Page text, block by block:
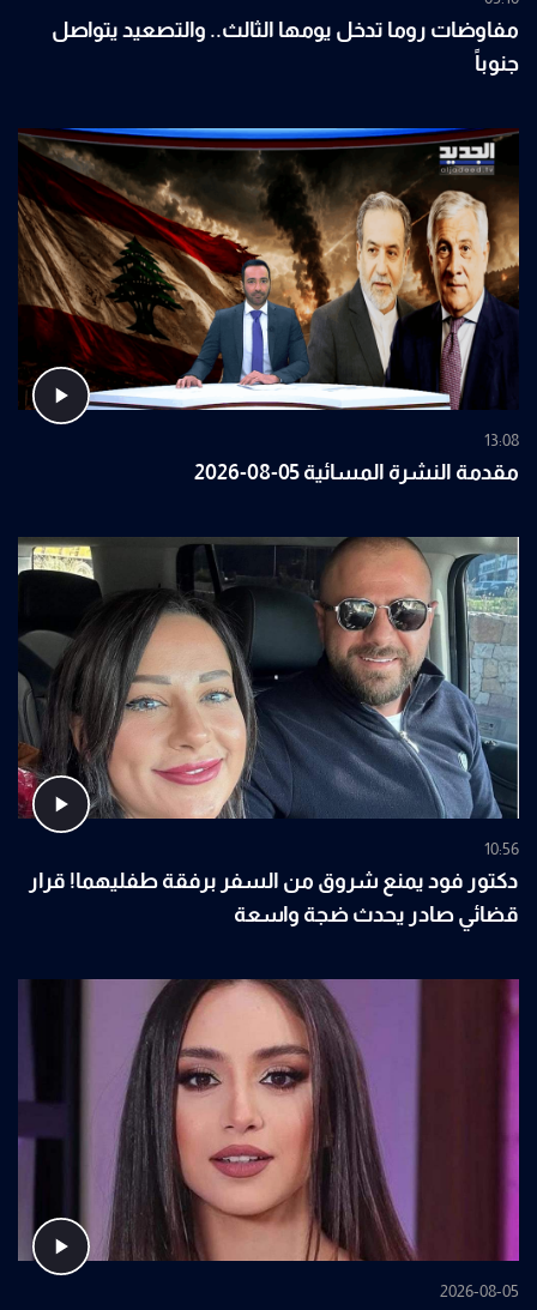
مفاوضات روما تدخل يومها الثالث.. والتصعيد يتواصل
جنوباً
13:08
مقدمة النشرة المسائية 05-08-2026
10:56
دكتور فود يمنع شروق من السفر برفقة طفليهما! قرار
قضائي صادر يحدث ضجة واسعة
2026-08-05